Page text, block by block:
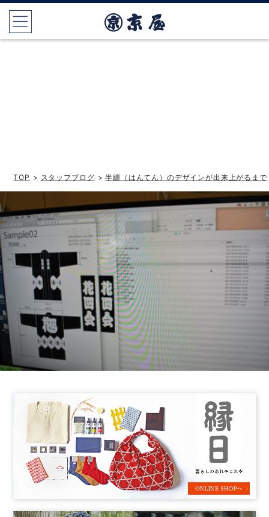
TOP > スタッフブログ >半纏（はんてん）のデザインが出来上がるまで